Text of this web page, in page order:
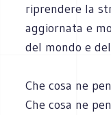
riprendere la
aggiornata e
del mondo e
Che cosa ne
Che cosa ne